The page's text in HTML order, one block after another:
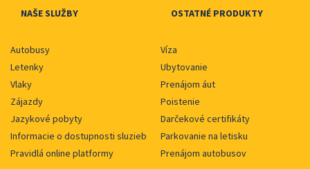
NAŠE SLUŽBY OSTATNÉ PRODUKTY
Autobusy
Letenky
Vlaky
Zájazdy
Jazykové pobyty
Informacie o dostupnosti sluzieb
Pravidlá online platformy
Víza
Ubytovanie
Prenájom áut
Poistenie
Darčekové certifikáty
Parkovanie na letisku
Prenájom autobusov